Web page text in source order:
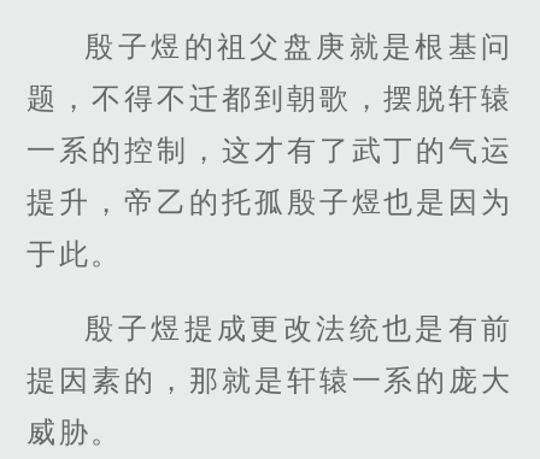
殷子煜的祖父盘庚就是根基问
题，不得不迁都到朝歌，摆脱轩辕
一系的控制，这才有了武丁的气运
提升，帝乙的托孤殷子煜也是因为
于此。
殷子煜提成更改法统也是有前
提因素的，那就是轩辕一系的庞大
威胁。